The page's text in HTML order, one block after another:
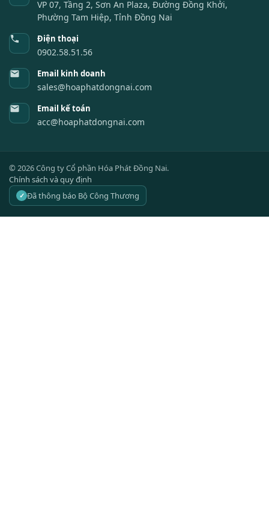
VP 07, Tầng 2, Sơn An Plaza, Đường Đồng Khởi,
Phường Tam Hiệp, Tỉnh Đồng Nai
Điện thoại
0902.58.51.56
Email kinh doanh
sales@hoaphatdongnai.com
Email kế toán
acc@hoaphatdongnai.com
© 2026Công ty Cổ phần Hóa Phát Đồng Nai.
Chính sách và quy định
✓ Đã thông báo Bộ Công Thương